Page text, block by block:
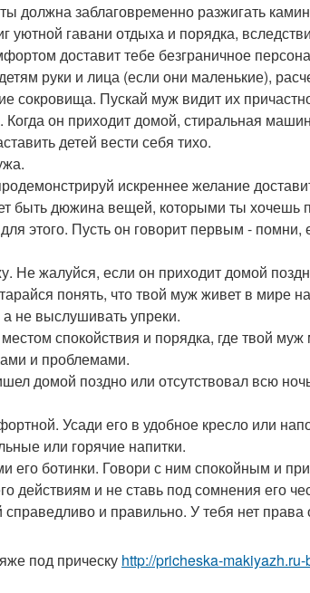
должна заблаговременно разжигать
уютной гавани отдыха и порядка,
доставит тебе безграничное
руки и лица (если они маленькие),
сокровища. Пускай муж видит их
Когда он приходит домой, стиральная
детей вести себя тихо.
искреннее желание
быть дюжина вещей, которыми ты хочешь
этого. Пусть он говорит первым - помни,
Не жалуйся, если он приходит домой
понять, что твой муж живет в мире
не выслушивать упреки.
спокойствия и порядка, где твой
и проблемами.
домой поздно или отсутствовал всю
Усади его в удобное кресло или
или горячие напитки.
его ботинки. Говори с ним спокойным и
действиям и не ставь под сомнения его
и правильно. У тебя нет права
под прическу http://pricheska-